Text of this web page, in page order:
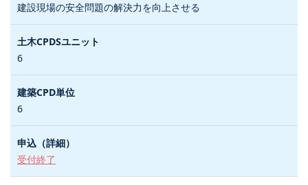
建設現場の安全問題の解決力を向上させる
6
6
受付終了